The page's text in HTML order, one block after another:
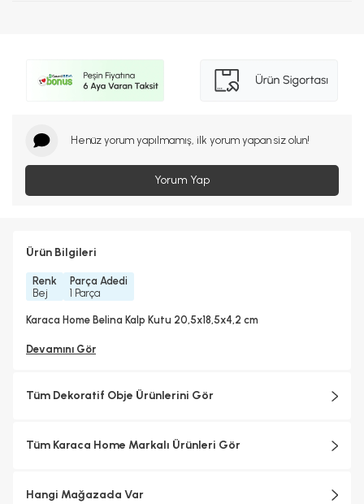
Henüz yorum yapılmamış, ilk yorum yapan siz olun!
Yorum Yap
Ürün Bilgileri
Renk
Bej
Parça Adedi
1 Parça
Karaca Home Belina Kalp Kutu 20,5x18,5x4,2 cm
Devamını Gör
Tüm Dekoratif Obje Ürünlerini Gör
Tüm Karaca Home Markalı Ürünleri Gör
Hangi Mağazada Var